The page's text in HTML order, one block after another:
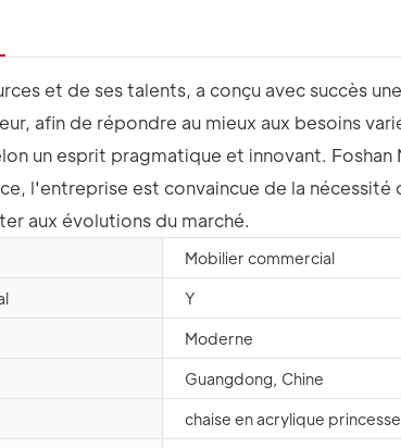
et de ses talents, a conçu avec succès
afin de répondre au mieux aux besoins
un esprit pragmatique et innovant. Foshan
l'entreprise est convaincue de la nécessité
aux évolutions du marché.
Mobilier commercial
Y
Moderne
Guangdong, Chine
chaise en acrylique princesse